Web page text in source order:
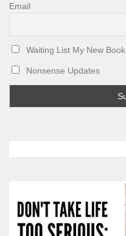
Email
Waiting List My New Book
Nonsense Updates